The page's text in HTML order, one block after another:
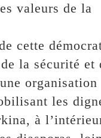
valeurs de la
cette
la sécurité et
organisation
les
à